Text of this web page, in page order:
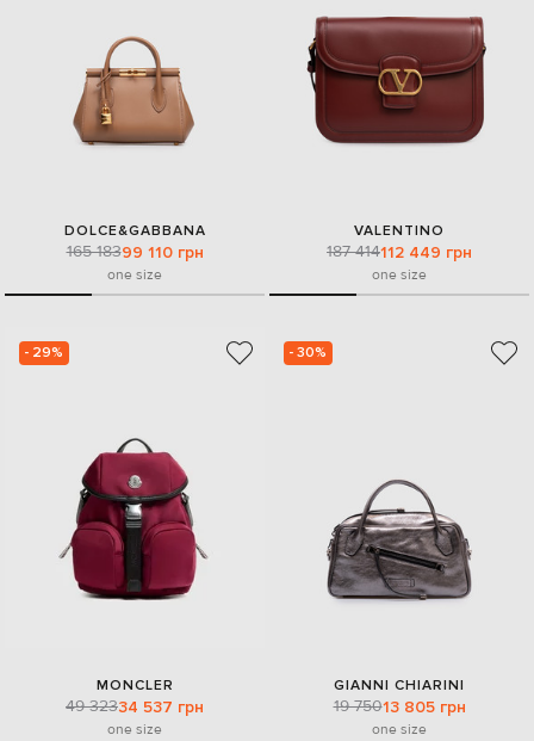
DOLCE&GABBANA
165 18399 110 грн
one size
VALENTINO
187 414112 449 грн
one size
- 29%
MONCLER
49 32334 537 грн
one size
- 30%
GIANNI CHIARINI
19 75013 805 грн
one size